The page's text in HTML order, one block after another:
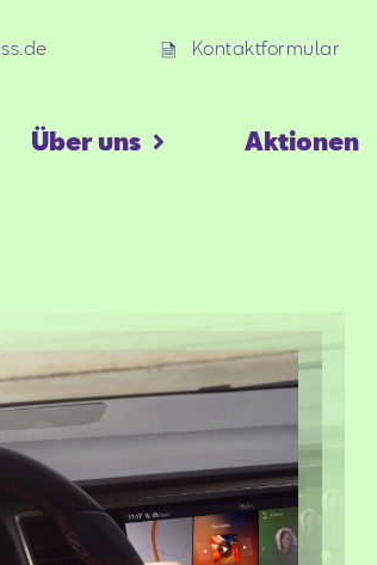
Kontaktformular
Über uns Aktionen